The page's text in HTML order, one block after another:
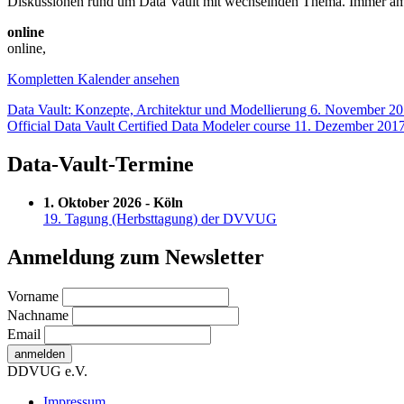
online
online,
Kompletten Kalender ansehen
Beitragsnavigation
Data Vault: Konzepte, Architektur und Modellierung 6. November
Official Data Vault Certified Data Modeler course 11. Dezember
Data-Vault-Termine
1. Oktober 2026 - Köln
19. Tagung (Herbsttagung) der DVVUG
Anmeldung zum Newsletter
Vorname
Nachname
Email
DDVUG e.V.